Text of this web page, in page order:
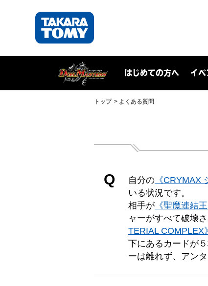
はじめての方へ イベ
トップ よくある質問
Q 自分の 《CRYMAX
いる状況です。
相手が 《聖魔連結
ャーがすべて破壊
TERIAL COMPLEX》
下にあるカードが
ーは離れず、アン